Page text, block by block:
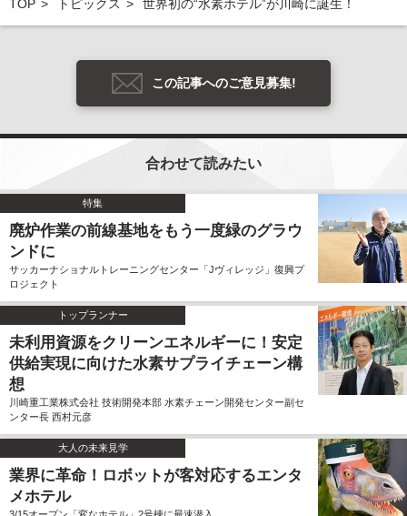
TOP トピックス 世界初の“水素ホテル”が川崎に誕生！
この記事へのご意見募集!
合わせて読みたい
特集
廃炉作業の前線基地をもう一度緑のグラウ
ンドに
サッカーナショナルトレーニングセンター「Jヴィレッジ」復興プ
ロジェクト
トップランナー
未利用資源をクリーンエネルギーに！安定
供給実現に向けた水素サプライチェーン構
想
川崎重工業株式会社 技術開発本部 水素チェーン開発センター副セ
ンター長 西村元彦
大人の未来見学
業界に革命！ロボットが客対応するエンタ
メホテル